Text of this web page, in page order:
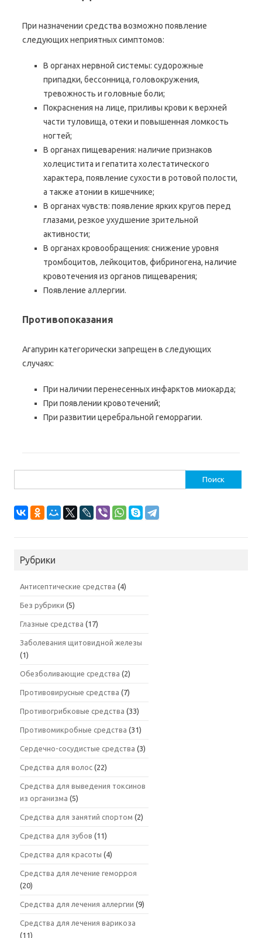
При назначении средства возможно появление
следующих неприятных симптомов:
В органах нервной системы: судорожные
припадки, бессонница, головокружения,
тревожность и головные боли;
Покраснения на лице, приливы крови к верхней
части туловища, отеки и повышенная ломкость
ногтей;
В органах пищеварения: наличие признаков
холецистита и гепатита холестатического
характера, появление сухости в ротовой полости,
а также атонии в кишечнике;
В органах чувств: появление ярких кругов перед
глазами, резкое ухудшение зрительной
активности;
В органах кровообращения: снижение уровня
тромбоцитов, лейкоцитов, фибриногена, наличие
кровотечения из органов пищеварения;
Появление аллергии.
Противопоказания
Агапурин категорически запрещен в следующих
случаях:
При наличии перенесенных инфарктов миокарда;
При появлении кровотечений;
При развитии церебральной геморрагии.
Рубрики
Антисептические средства (4)
Без рубрики (5)
Глазные средства (17)
Заболевания щитовидной железы
(1)
Обезболивающие средства (2)
Противовирусные средства (7)
Противогрибковые средства (33)
Противомикробные средства (31)
Сердечно-сосудистые средства (3)
Средства для волос (22)
Средства для выведения токсинов
из организма (5)
Средства для занятий спортом (2)
Средства для зубов (11)
Средства для красоты (4)
Средства для лечение геморроя
(20)
Средства для лечения аллергии (9)
Средства для лечения варикоза
(11)